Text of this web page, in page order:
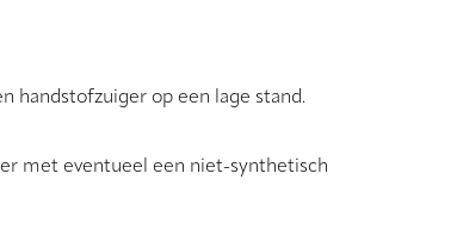
handstofzuiger op een lage stand.
met eventueel een niet-synthetisch